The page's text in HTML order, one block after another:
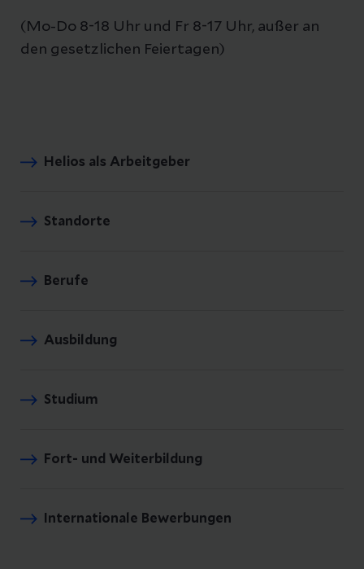
(Mo-Do 8-18 Uhr und Fr 8-17 Uhr, außer an
den gesetzlichen Feiertagen)
Helios als Arbeitgeber
Standorte
Berufe
Ausbildung
Studium
Fort- und Weiterbildung
Internationale Bewerbungen